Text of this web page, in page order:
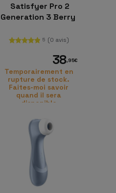
Satisfyer Pro 2
Generation 3 Berry
5 (0 avis)
38,95€
Temporairement en
rupture de stock.
Faites-moi savoir
quand il sera
disponible